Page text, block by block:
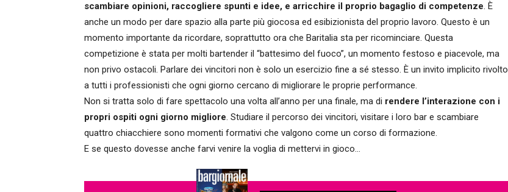
scambiare opinioni, raccogliere spunti e idee, e arricchire il proprio bagaglio di competenze. È
anche un modo per dare spazio alla parte più giocosa ed esibizionista del proprio lavoro. Questo è un
momento importante da ricordare, soprattutto ora che Baritalia sta per ricominciare. Questa
competizione è stata per molti bartender il “battesimo del fuoco”, un momento festoso e piacevole, ma
non privo ostacoli. Parlare dei vincitori non è solo un esercizio fine a sé stesso. È un invito implicito rivolto
a tutti i professionisti che ogni giorno cercano di migliorare le proprie performance.
Non si tratta solo di fare spettacolo una volta all’anno per una finale, ma di rendere l’interazione con i
propri ospiti ogni giorno migliore. Studiare il percorso dei vincitori, visitare i loro bar e scambiare
quattro chiacchiere sono momenti formativi che valgono come un corso di formazione.
E se questo dovesse anche farvi venire la voglia di mettervi in gioco...